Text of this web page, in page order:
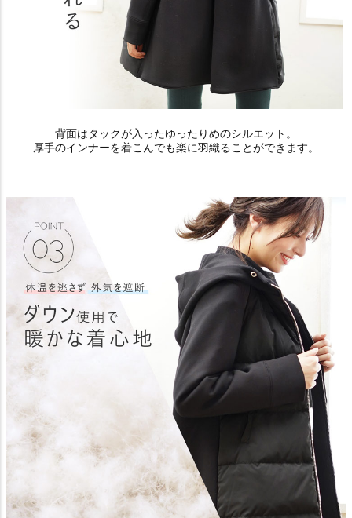
背面はタックが入ったゆったりめのシルエット。
厚手のインナーを着こんでも楽に羽織ることができます。